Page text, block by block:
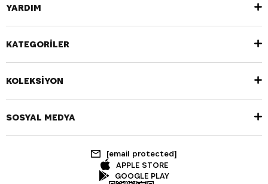
YARDIM
KATEGORİLER
KOLEKSİYON
SOSYAL MEDYA
[email protected]
APPLE STORE
GOOGLE PLAY